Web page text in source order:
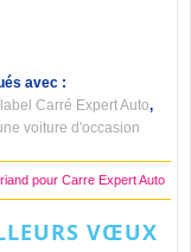
avec :
Carré Expert Auto,
voiture d'occasion
pour Carre Expert Auto
VŒUX